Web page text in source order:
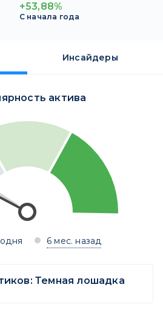
+53,88%
С начала года
Инсайдеры
актива
6 мес. назад
Темная лошадка